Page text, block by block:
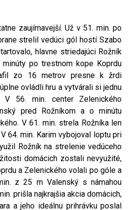
zaujímavejší. Už v 51. min. po
strelil vedúci gól hostí Szabo
hlavne striedajúci Rožník
po trestnom kope Koprdu
zo 16 metrov presne k žrdi
ovládli hru a vytvárali si jednu
V 56. min. center Zelenického
pred Rožníkom a o minútu
V 61. min. strela Rožníka len
64. min. Karim vybojoval loptu pri
Rožník na strelenie vedúceho
domácich zostali nevyužité,
a Zelenického volali po góle a
z 25 m Valenský s námahou
prišla najkrajšia akcia domácich,
a jeho ideálnu prihrávku poslal